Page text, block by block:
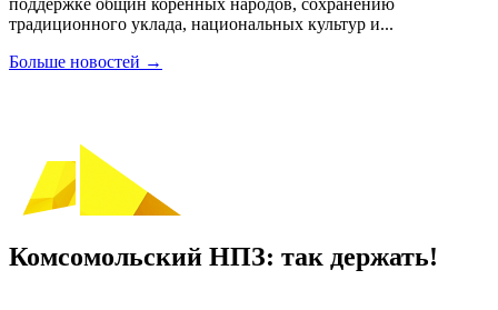
поддержке общин коренных народов, сохранению
традиционного уклада, национальных культур и...
Больше новостей →
Комсомольский НПЗ: так держать!